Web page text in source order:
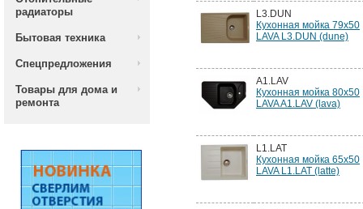
радиаторы
Бытовая техника
Спецпредложения
Товары для дома и
ремонта
L3.DUN
Кухонная мойка 79x50
LAVA L3.DUN (dune)
A1.LAV
Кухонная мойка 80x50
LAVA A1.LAV (lava)
L1.LAT
Кухонная мойка 65x50
LAVA L1.LAT (latte)